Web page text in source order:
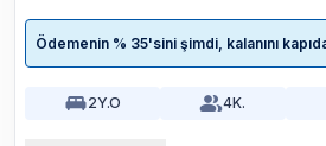
Ödemenin % 35'sini şimdi, kalanını
2Y.O 4K.